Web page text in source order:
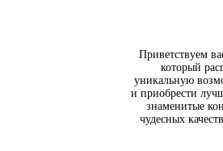
Приветствуем
который
уникальную
и приобрести
знаменитые
чудесных